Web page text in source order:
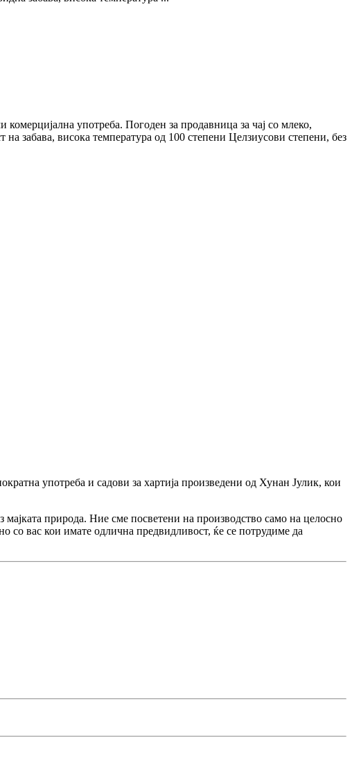
употреба. Погоден за продавница за чај со млеко,
забава, висока температура од 100 степени Целзиусови степени, без
употреба и садови за хартија произведени од Хунан Јулик, кои
природа. Ние сме посветени на производство само на целосно
со вас кои имате одлична предвидливост, ќе се потрудиме да